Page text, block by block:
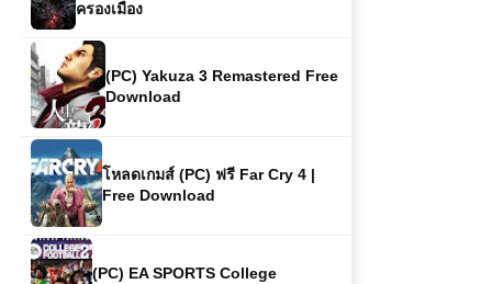
ครองเมือง
(PC) Yakuza 3 Remastered Free
Download
โหลดเกมส์ (PC) ฟรี Far Cry 4 |
Free Download
(PC) EA SPORTS College